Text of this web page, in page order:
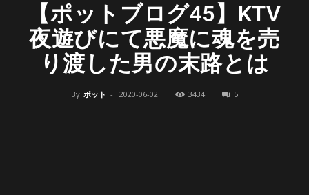
【ポットブログ45】KTV
夜遊びにて悪魔に魂を売
り渡した男の末路とは
By ポット - 2020-06-02 3434 5